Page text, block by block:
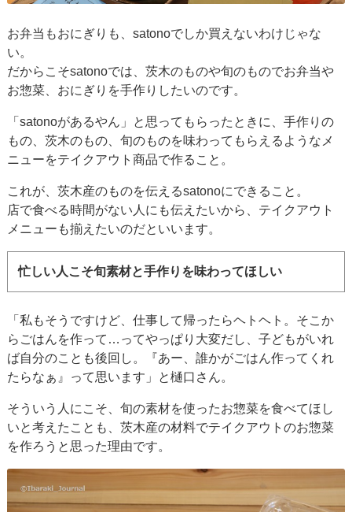
お弁当もおにぎりも、satonoでしか買えないわけじゃな
い。
だからこそsatonoでは、茨木のものや旬のものでお弁当や
お惣菜、おにぎりを手作りしたいのです。
「satonoがあるやん」と思ってもらったときに、手作りの
もの、茨木のもの、旬のものを味わってもらえるようなメ
ニューをテイクアウト商品で作ること。
これが、茨木産のものを伝えるsatonoにできること。
店で食べる時間がない人にも伝えたいから、テイクアウト
メニューも揃えたいのだといいます。
忙しい人こそ旬素材と手作りを味わってほしい
「私もそうですけど、仕事して帰ったらヘトヘト。そこか
らごはんを作って…ってやっぱり大変だし、子どもがいれ
ば自分のことも後回し。『あー、誰かがごはん作ってくれ
たらなぁ』って思います」と樋口さん。
そういう人にこそ、旬の素材を使ったお惣菜を食べてほし
いと考えたことも、茨木産の材料でテイクアウトのお惣菜
を作ろうと思った理由です。